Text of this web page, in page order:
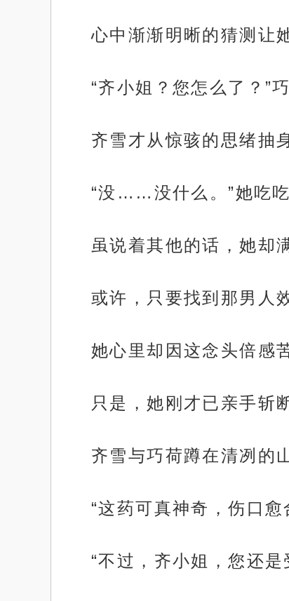
心中渐渐明晰的猜测让
“齐小姐？您怎么了？”
齐雪才从惊骇的思绪抽
“没……没什么。”她吃
虽说着其他的话，她却
或许，只要找到那男人
她心里却因这念头倍感
只是，她刚才已亲手斩
齐雪与巧荷蹲在清冽的
“这药可真神奇，伤口
“不过，齐小姐，您还